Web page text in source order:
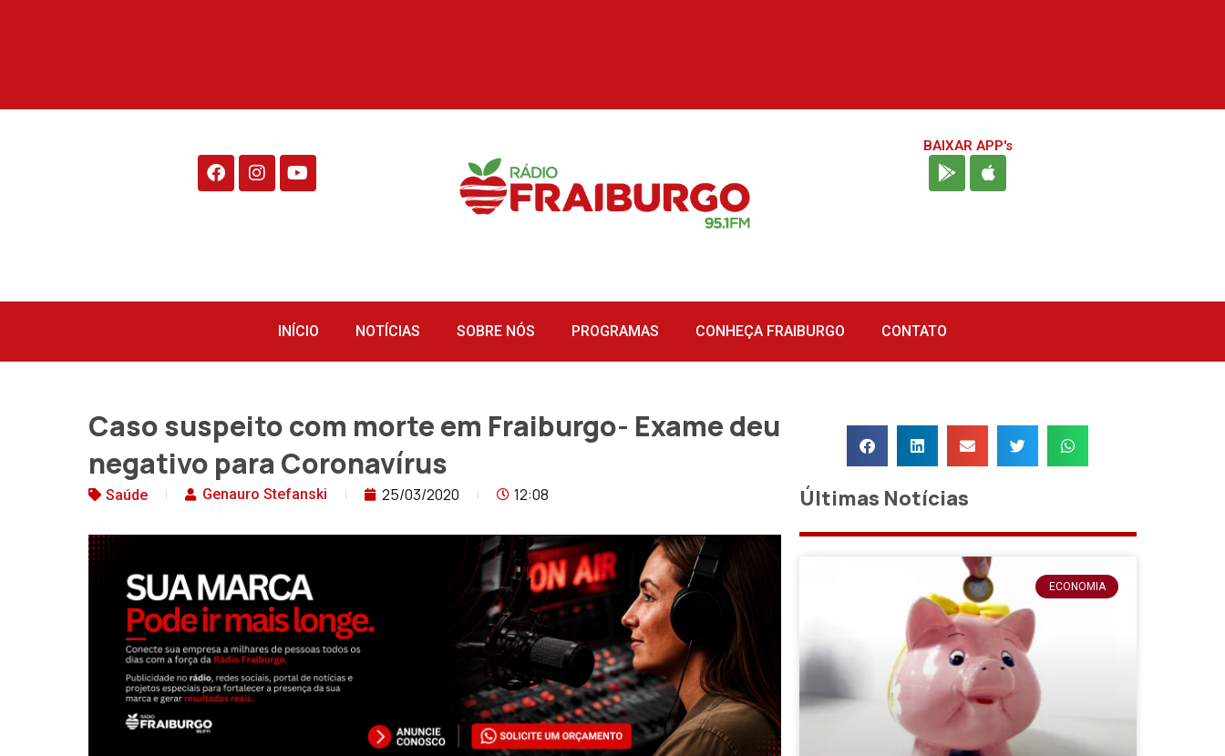
BAIXAR APP's
INÍCIO NOTÍCIAS SOBRE NÓS PROGRAMAS CONHEÇA FRAIBURGO CONTATO
Caso suspeito com morte em Fraiburgo- Exame deu
negativo para Coronavírus
Saúde Genauro Stefanski 25/03/2020 12:08 Últimas Notícias
ECONOMIA